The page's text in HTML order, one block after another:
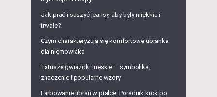
Jak prać i suszyć jeansy, aby były miękkie i
trwałe?
Czym charakteryzują się komfortowe ubranka
dla niemowlaka
Tatuaże gwiazdki męskie – symbolika,
znaczenie i popularne wzory
Farbowanie ubrań w pralce: Poradnik krok po